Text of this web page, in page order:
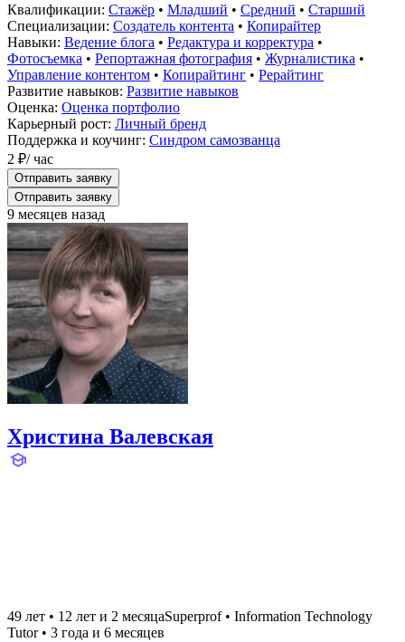
Квалификации: Стажёр • Младший • Средний • Старший
Специализации: Создатель контента • Копирайтер
Навыки: Ведение блога • Редактура и корректура •
Фотосъемка • Репортажная фотография • Журналистика •
Управление контентом • Копирайтинг • Рерайтинг
Развитие навыков: Развитие навыков
Оценка: Оценка портфолио
Карьерный рост: Личный бренд
Поддержка и коучинг: Синдром самозванца
2 ₽/ час
Отправить заявку
Отправить заявку
9 месяцев назад
Христина Валевская
49 лет • 12 лет и 2 месяцаSuperprof• Information Technology
Tutor• 3 года и 6 месяцев